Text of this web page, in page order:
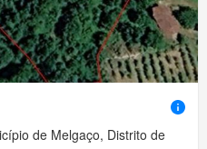
de Melgaço, Distrito de